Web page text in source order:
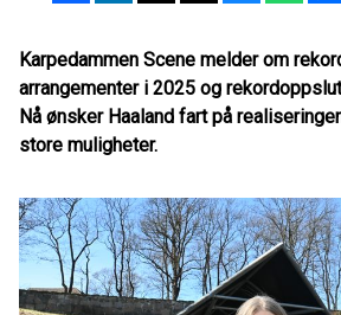
Karpedammen Scene melder om
arrangementer i 2025 og
Nå ønsker Haaland fart på
store muligheter.